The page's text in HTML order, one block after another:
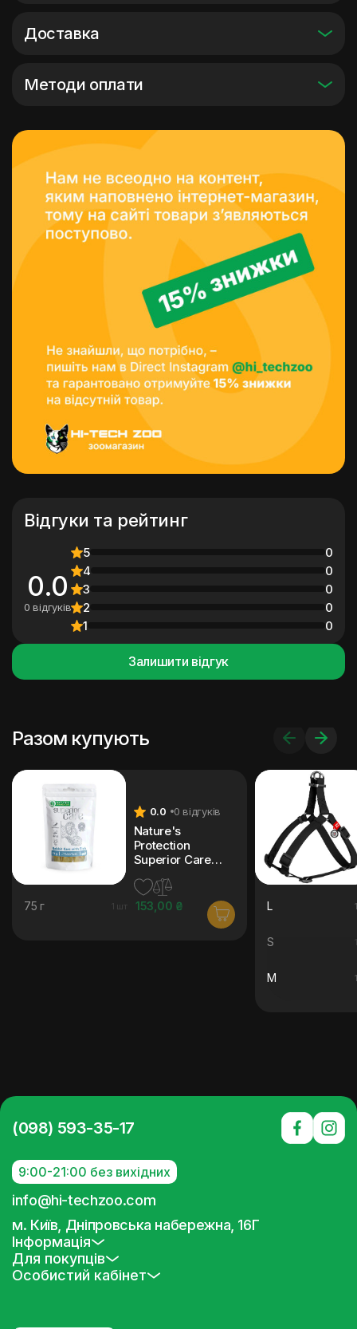
Доставка
Методи оплати
Відгуки та рейтинг
0.0
0 відгуків
5
0
4
0
3
0
2
0
1
0
Залишити відгук
Разом купують
0.0 0 відгуків
Nature's
Protection
Superior Care
Rabbit Ears With
Fish 75 г
153,00 ₴
75 г 1 шт L
S
M
Інформація
Для покупців
Особистий кабінет
(098) 593-35-17
9:00-21:00 без вихідних
info@hi-techzoo.com
м. Київ, Дніпровська набережна, 16Г